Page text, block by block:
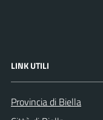
LINK UTILI
Provincia di Biella